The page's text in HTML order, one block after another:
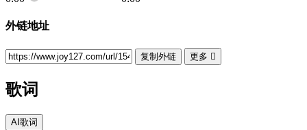
外链地址
复制外链 更多 
歌词
AI歌词